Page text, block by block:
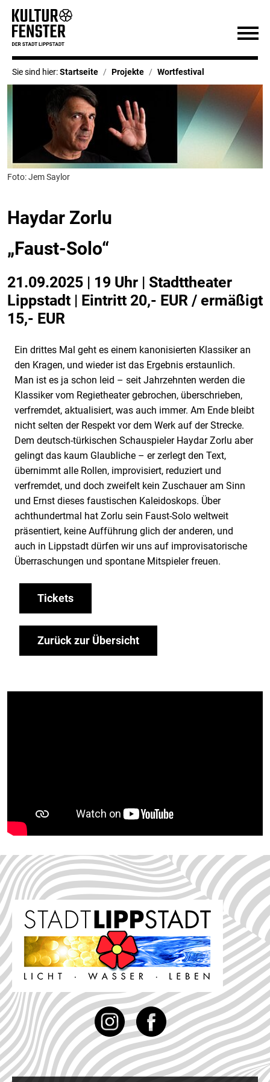
Sie sind hier:Startseite Projekte Wortfestival
Foto: Jem Saylor
Haydar Zorlu
„Faust-Solo“
21.09.2025 | 19 Uhr | Stadttheater
Lippstadt | Eintritt 20,- EUR / ermäßigt
15,- EUR
Ein drittes Mal geht es einem kanonisierten Klassiker an
den Kragen, und wieder ist das Ergebnis erstaunlich.
Man ist es ja schon leid – seit Jahrzehnten werden die
Klassiker vom Regietheater gebrochen, überschrieben,
verfremdet, aktualisiert, was auch immer. Am Ende bleibt
nicht selten der Respekt vor dem Werk auf der Strecke.
Dem deutsch-türkischen Schauspieler Haydar Zorlu aber
gelingt das kaum Glaubliche – er zerlegt den Text,
übernimmt alle Rollen, improvisiert, reduziert und
verfremdet, und doch zweifelt kein Zuschauer am Sinn
und Ernst dieses faustischen Kaleidoskops. Über
achthundertmal hat Zorlu sein Faust-Solo weltweit
präsentiert, keine Aufführung glich der anderen, und
auch in Lippstadt dürfen wir uns auf improvisatorische
Überraschungen und spontane Mitspieler freuen.
Tickets
Zurück zur Übersicht
InstagramFacebook